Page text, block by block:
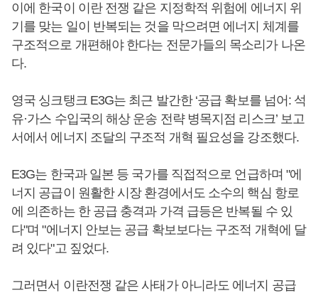
이에 한국이 이란 전쟁 같은 지정학적 위험에 에너지 위
기를 맞는 일이 반복되는 것을 막으려면 에너지 체계를
구조적으로 개편해야 한다는 전문가들의 목소리가 나온
다.
영국 싱크탱크 E3G는 최근 발간한 ‘공급 확보를 넘어: 석
유·가스 수입국의 해상 운송 전략 병목지점 리스크’ 보고
서에서 에너지 조달의 구조적 개혁 필요성을 강조했다.
E3G는 한국과 일본 등 국가를 직접적으로 언급하며 "에
너지 공급이 원활한 시장 환경에서도 소수의 핵심 항로
에 의존하는 한 공급 충격과 가격 급등은 반복될 수 있
다"며 "에너지 안보는 공급 확보보다는 구조적 개혁에 달
려 있다"고 짚었다.
그러면서 이란전쟁 같은 사태가 아니라도 에너지 공급